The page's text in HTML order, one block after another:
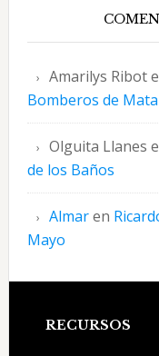
Amarilys Ribot
Bomberos de
Olguita Llanes
de los Baños
Almaren
Mayo
Footer
RECURSOS